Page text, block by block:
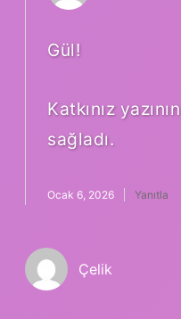
Gül!
Katkınız yazının
sağladı.
Ocak 6, 2026 Yanıtla
Çelik